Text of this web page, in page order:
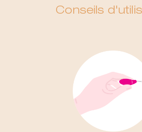
Conseils